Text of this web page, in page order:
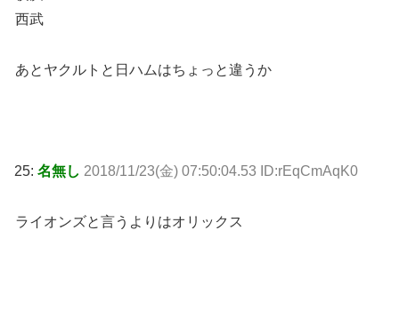
西武
あとヤクルトと日ハムはちょっと違うか
25: 名無し 2018/11/23(金) 07:50:04.53 ID:rEqCmAqK0
ライオンズと言うよりはオリックス